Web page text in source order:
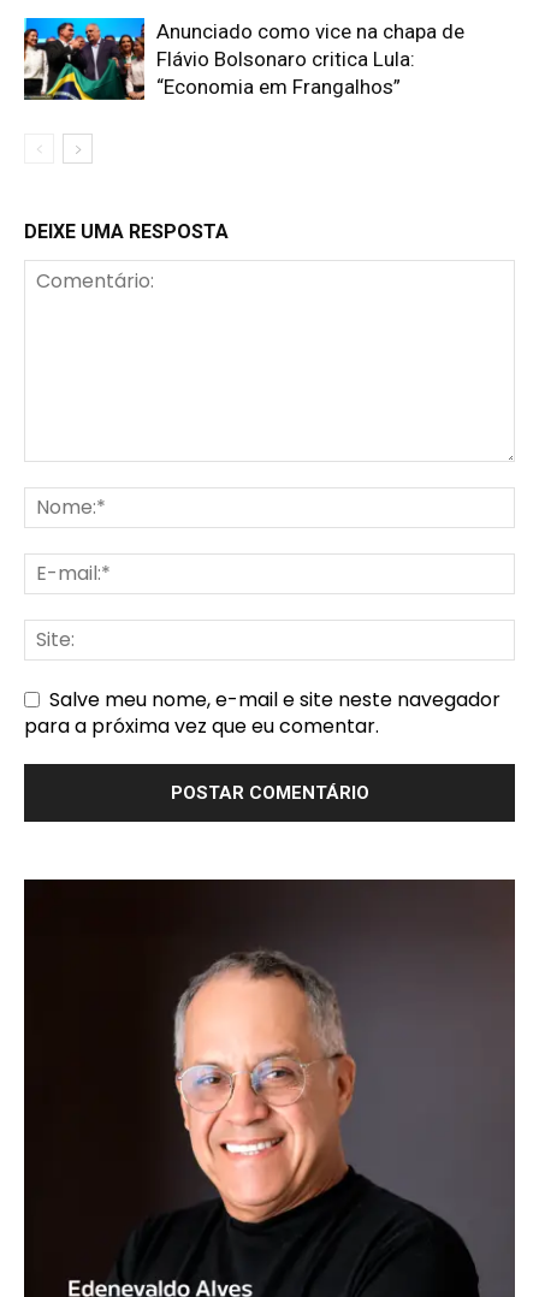
Anunciado como vice na chapa de
Flávio Bolsonaro critica Lula:
“Economia em Frangalhos”
DEIXE UMA RESPOSTA
Salve meu nome, e-mail e site neste navegador
para a próxima vez que eu comentar.